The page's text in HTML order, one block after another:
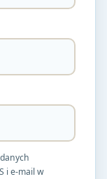
i e-mail w